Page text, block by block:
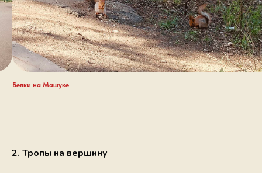
Белки на Машуке
2. Тропы на вершину